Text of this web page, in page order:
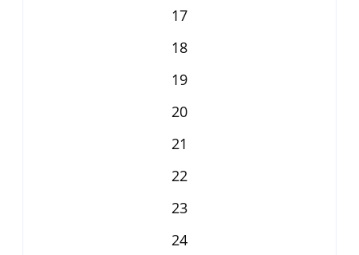
17
18
19
20
21
22
23
24